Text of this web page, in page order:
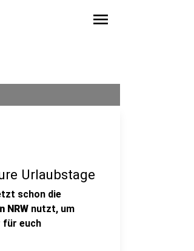
menu
Urlaubstage
schon die
NRW nutzt, um
für euch